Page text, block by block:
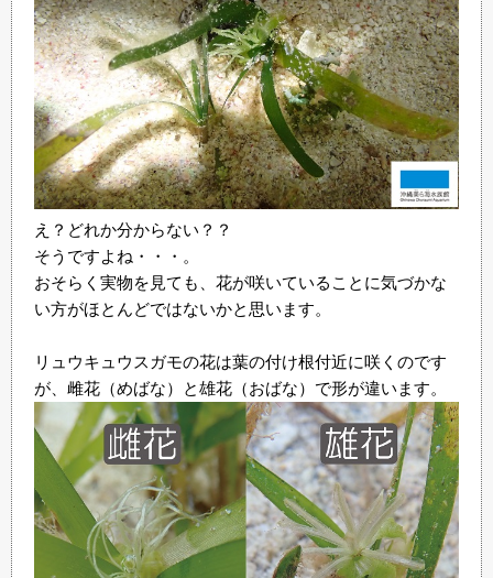
え？どれか分からない？？
そうですよね・・・。
おそらく実物を見ても、花が咲いていることに気づかな
い方がほとんどではないかと思います。
リュウキュウスガモの花は葉の付け根付近に咲くのです
が、雌花（めばな）と雄花（おばな）で形が違います。